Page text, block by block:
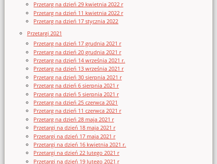
Przetarg na dzień 29 kwietnia 2022 r
Przetarg na dzień 11 kwietnia 2022 r
Przetarg na dzień 17 stycznia 2022
Przetargi 2021
Przetarg na dzień 17 grudnia 2021 r
Przetarg na dzień 20 grudnia 2021 r
Przetarg na dzień 14 września 2021 r.
Przetarg na dzień 13 września 2021 r
Przetarg na dzień 30 sierpnia 2021 r
Przetarg na dzień 6 sierpnia 2021 r
Przetarg na dzień 5 sierpnia 2021 r
Przetarg na dzień 25 czerwca 2021
Przetarg na dzień 11 czerwca 2021 r
Przetarg na dzień 28 maja 2021 r
Przetargi na dzień 18 maja 2021 r
Przetargi na dzień 17 maja 2021 r
Przetargi na dzień 16 kwietnia 2021 r.
Przetargi na dzień 22 lutego 2021 r
Przetargi na dzień 19 lutego 2021 r